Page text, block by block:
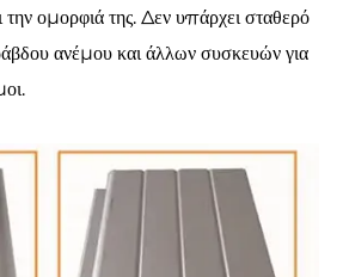
την ομορφιά της. Δεν υπάρχει σταθερό
ανέμου και άλλων συσκευών για